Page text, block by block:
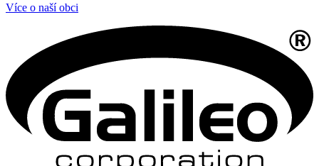
Více o naší obci